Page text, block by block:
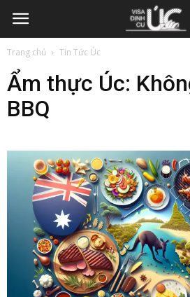
Trang chủ Tin Tức Úc
Ẩm thực Úc:
BBQ